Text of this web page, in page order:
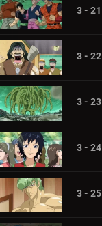
3 - 21
3 - 22
3 - 23
3 - 24
3 - 25